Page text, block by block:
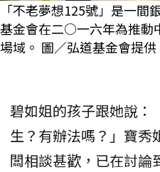
「不老夢想125號」是一間
基金會在二○一六年為推動
場域。 圖／弘道基金會提供
碧如姐的孩子跟她說：
生？有辦法嗎？」寶秀
闆相談甚歡，已在討論